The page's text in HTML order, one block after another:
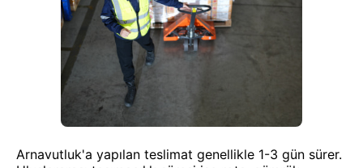
Arnavutluk'a yapılan teslimat genellikle 1-3 gün sürer.